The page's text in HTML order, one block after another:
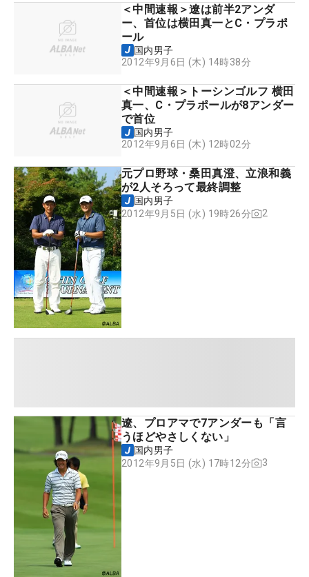
＜中間速報＞遼は前半2アンダ
ー、首位は横田真一とC・プラポ
ール
国内男子
2012年9月6日 (木) 14時38分
＜中間速報＞トーシンゴルフ 横田
真一、C・プラポールが8アンダー
で首位
国内男子
2012年9月6日 (木) 12時02分
元プロ野球・桑田真澄、立浪和義
が2人そろって最終調整
国内男子
2012年9月5日 (水) 19時26分
2
遼、プロアマで7アンダーも「言
うほどやさしくない」
国内男子
2012年9月5日 (水) 17時12分
3